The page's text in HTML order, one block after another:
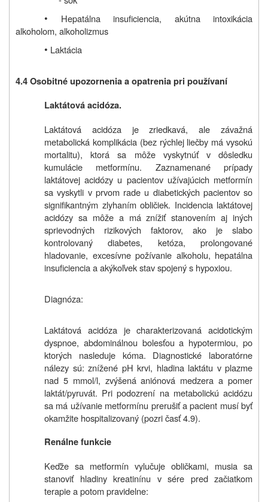
•
Hepatálna insuficiencia, akútna intoxikácia
alkoholom, alkoholizmus
• Laktácia
4.4Osobitné upozornenia a opatrenia pri používaní
Laktátová acidóza.
Laktátová acidóza je zriedkavá, ale závažná
metabolická komplikácia (bez rýchlej liečby má vysokú
mortalitu), ktorá sa môže vyskytnúť v dôsledku
kumulácie metformínu. Zaznamenané prípady
laktátovej acidózy u pacientov užívajúcich metformín
sa vyskytli v prvom rade u diabetických pacientov so
signifikantným zlyhaním obličiek. Incidencia laktátovej
acidózy sa môže a má znížiť stanovením aj iných
sprievodných rizikových faktorov, ako je slabo
kontrolovaný diabetes, ketóza, prolongované
hladovanie, excesívne požívanie alkoholu, hepatálna
insuficiencia a akýkoľvek stav spojený s hypoxiou.
Diagnóza:
Laktátová acidóza je charakterizovaná acidotickým
dyspnoe, abdominálnou bolesťou a hypotermiou, po
ktorých nasleduje kóma. Diagnostické laboratórne
nálezy sú: znížené pH krvi, hladina laktátu v plazme
nad 5 mmol/l, zvýšená aniónová medzera a pomer
laktát/pyruvát. Pri podozrení na metabolickú acidózu
sa má užívanie metformínu prerušiť a pacient musí byť
okamžite hospitalizovaný (pozri časť 4.9).
Renálne funkcie
Keďže sa metformín vylučuje obličkami, musia sa
stanoviť hladiny kreatinínu v sére pred začiatkom
terapie a potom pravidelne: